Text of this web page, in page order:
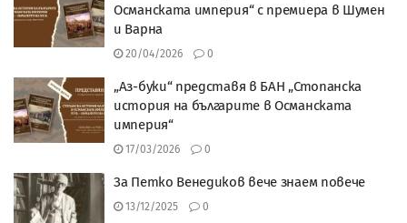
Османската империя“ с премиера в Шумен
и Варна
20/04/2026 0
„Аз-буки“ представя в БАН „Стопанска
история на българите в Османската
империя“
17/03/2026 0
За Петко Венедиков вече знаем повече
13/12/2025 0